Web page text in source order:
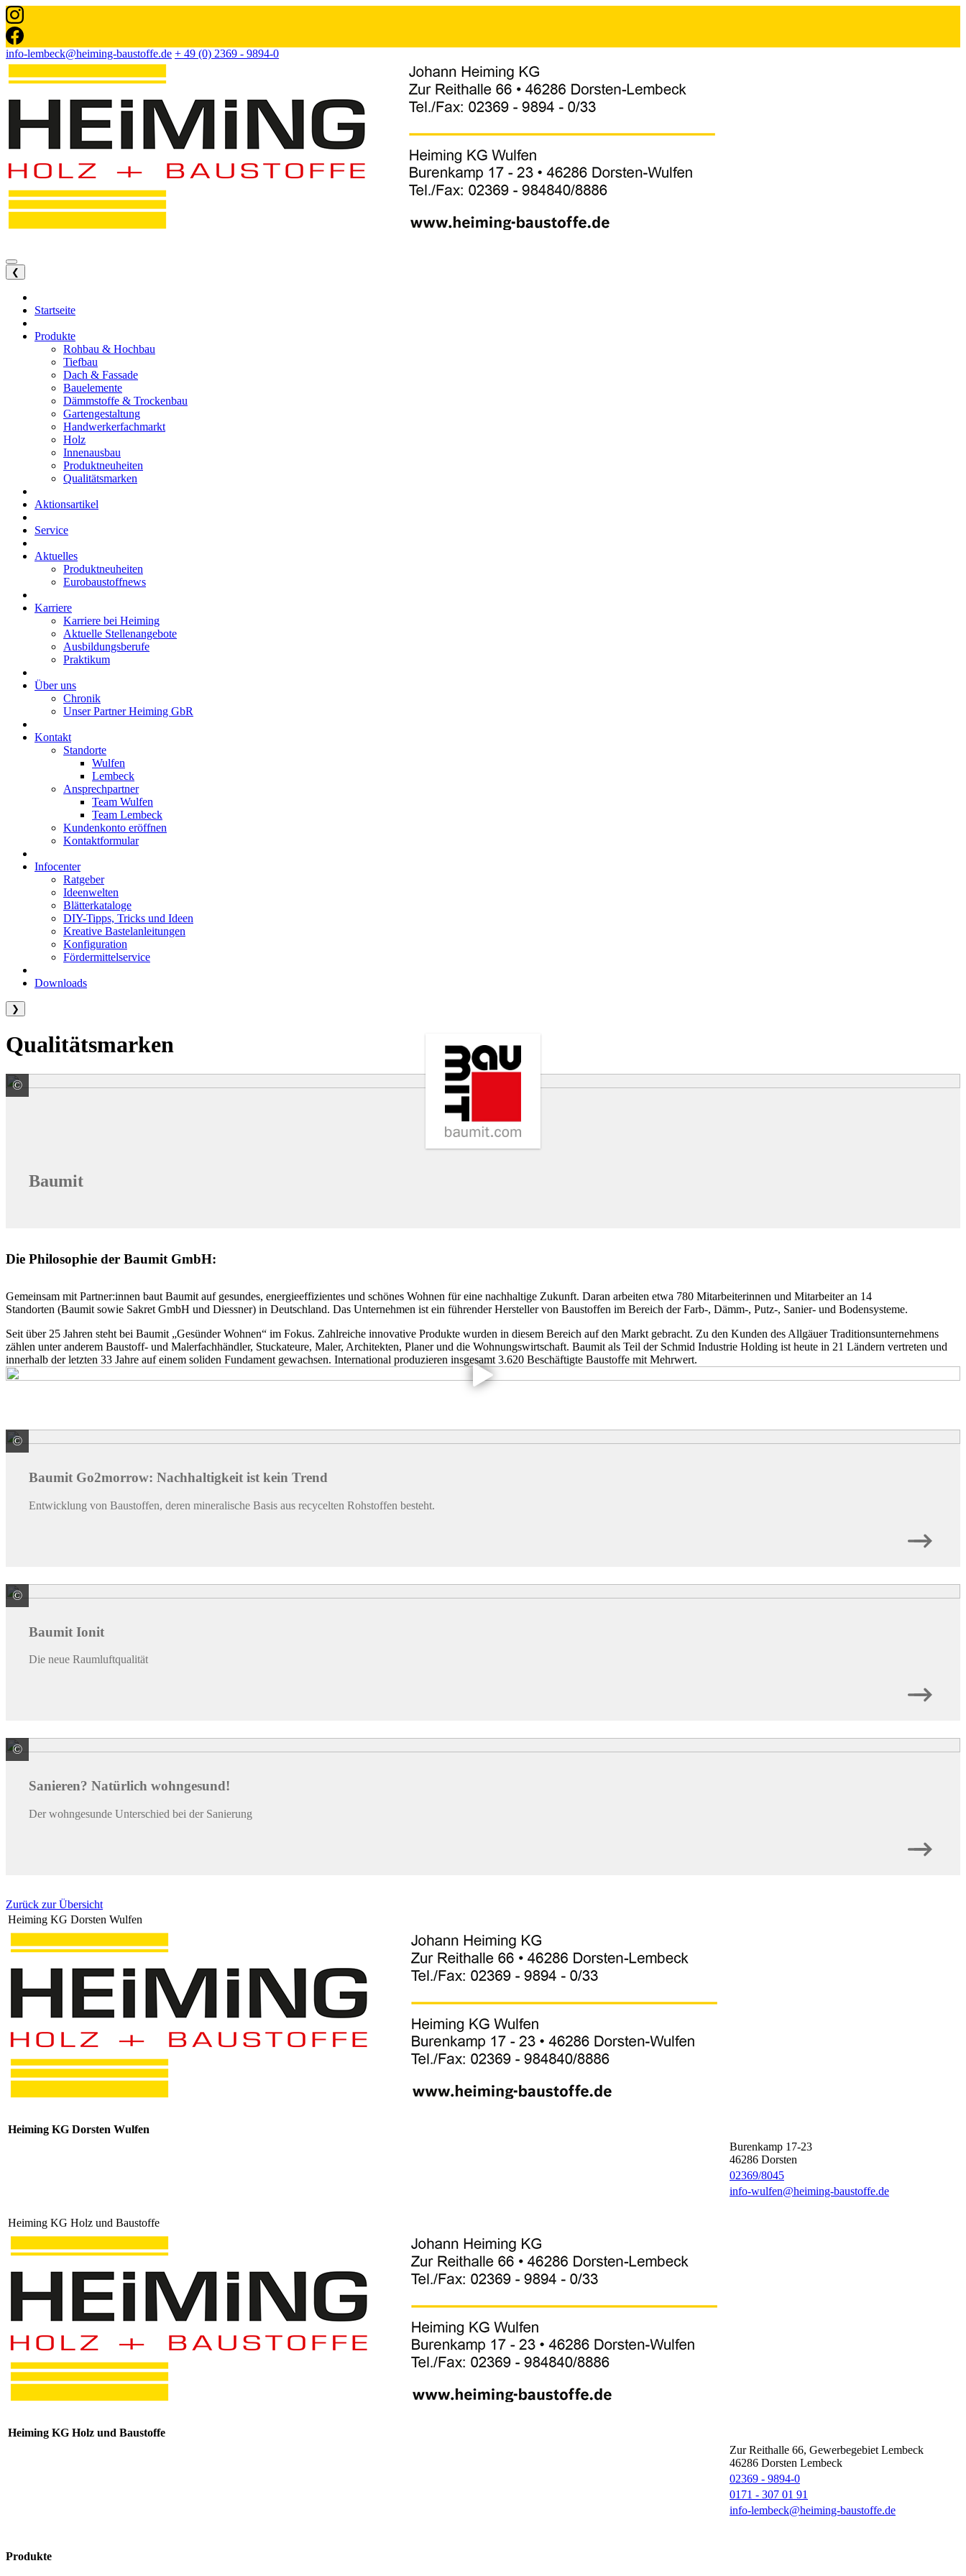
info-lembeck@heiming-baustoffe.de + 49 (0) 2369 - 9894-0
❮
Startseite
Produkte
Rohbau & Hochbau
Tiefbau
Dach & Fassade
Bauelemente
Dämmstoffe & Trockenbau
Gartengestaltung
Handwerkerfachmarkt
Holz
Innenausbau
Produktneuheiten
Qualitätsmarken
Aktionsartikel
Service
Aktuelles
Produktneuheiten
Eurobaustoffnews
Karriere
Karriere bei Heiming
Aktuelle Stellenangebote
Ausbildungsberufe
Praktikum
Über uns
Chronik
Unser Partner Heiming GbR
Kontakt
Standorte
Wulfen
Lembeck
Ansprechpartner
Team Wulfen
Team Lembeck
Kundenkonto eröffnen
Kontaktformular
Infocenter
Ratgeber
Ideenwelten
Blätterkataloge
DIY-Tipps, Tricks und Ideen
Kreative Bastelanleitungen
Konfiguration
Fördermittelservice
Downloads
❯
Qualitätsmarken
© Baumit GmbH
Baumit
Die Philosophie der Baumit GmbH:
Gemeinsam mit Partner:innen baut Baumit auf gesundes, energieeffizientes und schönes Wohnen für eine nachhaltige Zukunft. Daran arbeiten etwa 780 Mitarbeiterinnen und Mitarbeiter an 14
Standorten (Baumit sowie Sakret GmbH und Diessner) in Deutschland. Das Unternehmen ist ein führender Hersteller von Baustoffen im Bereich der Farb-, Dämm-, Putz-, Sanier- und Bodensysteme.
Seit über 25 Jahren steht bei Baumit „Gesünder Wohnen“ im Fokus. Zahlreiche innovative Produkte wurden in diesem Bereich auf den Markt gebracht. Zu den Kunden des Allgäuer Traditionsunternehmens
zählen unter anderem Baustoff- und Malerfachhändler, Stuckateure, Maler, Architekten, Planer und die Wohnungswirtschaft. Baumit als Teil der Schmid Industrie Holding ist heute in 21 Ländern vertreten und
innerhalb der letzten 33 Jahre auf einem soliden Fundament gewachsen. International produzieren insgesamt 3.620 Beschäftigte Baustoffe mit Mehrwert.
© Baumit GmbH
Baumit Go2morrow: Nachhaltigkeit ist kein Trend
Entwicklung von Baustoffen, deren mineralische Basis aus recycelten Rohstoffen besteht.
© Baumit GmbH
Baumit Ionit
Die neue Raumluftqualität
© Baumit GmbH
Sanieren? Natürlich wohngesund!
Der wohngesunde Unterschied bei der Sanierung
Zurück zur Übersicht
Heiming KG Dorsten Wulfen
Heiming KG Dorsten Wulfen
Burenkamp 17-23
46286 Dorsten
02369/8045
info-wulfen@heiming-baustoffe.de
Heiming KG Holz und Baustoffe
Heiming KG Holz und Baustoffe
Zur Reithalle 66, Gewerbegebiet Lembeck
46286 Dorsten Lembeck
02369 - 9894-0
0171 - 307 01 91
info-lembeck@heiming-baustoffe.de
Produkte